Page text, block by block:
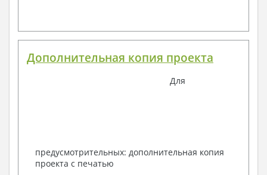
Дополнительная копия проекта
Для
предусмотрительных: дополнительная копия
проекта с печатью